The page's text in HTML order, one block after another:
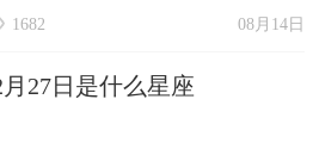
08月14日
1682
月27日是什么星座